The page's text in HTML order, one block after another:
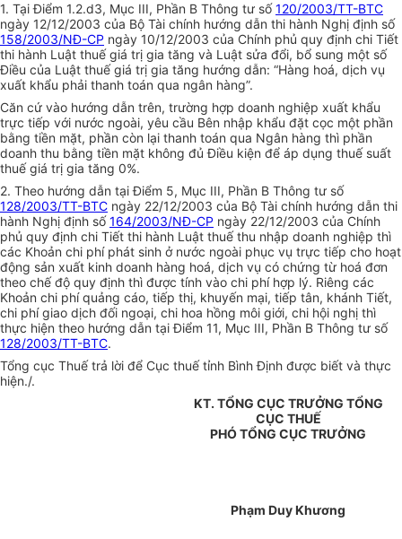
1. Tại Điểm 1.2.d3, Mục III, Phần B Thông tư số120/2003/TT-BTC
ngày 12/12/2003 của Bộ Tài chính hướng dẫn thi hành Nghị định số
158/2003/NĐ-CP ngày 10/12/2003 của Chính phủ quy định chi Tiết
thi hành Luật thuế giá trị gia tăng và Luật sửa đổi, bổ sung một số
Điều của Luật thuế giá trị gia tăng hướng dẫn: “Hàng hoá, dịch vụ
xuất khẩu phải thanh toán qua ngân hàng”.
Căn cứ vào hướng dẫn trên, trường hợp doanh nghiệp xuất khẩu
trực tiếp với nước ngoài, yêu cầu Bên nhập khẩu đặt cọc một phần
bằng tiền mặt, phần còn lại thanh toán qua Ngân hàng thì phần
doanh thu bằng tiền mặt không đủ Điều kiện để áp dụng thuế suất
thuế giá trị gia tăng 0%.
2. Theo hướng dẫn tại Điểm 5, Mục III, Phần B Thông tư số
128/2003/TT-BTC ngày 22/12/2003 của Bộ Tài chính hướng dẫn thi
hành Nghị định số164/2003/NĐ-CP ngày 22/12/2003 của Chính
phủ quy định chi Tiết thi hành Luật thuế thu nhập doanh nghiệp thì
các Khoản chi phí phát sinh ở nước ngoài phục vụ trực tiếp cho hoạt
động sản xuất kinh doanh hàng hoá, dịch vụ có chứng từ hoá đơn
theo chế độ quy định thì được tính vào chi phí hợp lý. Riêng các
Khoản chi phí quảng cáo, tiếp thị, khuyến mại, tiếp tân, khánh Tiết,
chi phí giao dịch đối ngoại, chi hoa hồng môi giới, chi hội nghị thì
thực hiện theo hướng dẫn tại Điểm 11, Mục III, Phần B Thông tư số
128/2003/TT-BTC.
Tổng cục Thuế trả lời để Cục thuế tỉnh Bình Định được biết và thực
hiện./.
KT. TỔNG CỤC TRƯỞNG TỔNG
CỤC THUẾ
PHÓ TỔNG CỤC TRƯỞNG
Phạm Duy Khương